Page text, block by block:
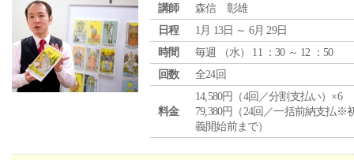
講師
森信 彰雄
日程
1月 13日 ～ 6月 29日
時間
毎週 （水） 11 ：30 ～ 12 ：50
回数
全24回
料金
14,580円（4回／分割支払い）×6
79,380円（24回／一括前納支払※
義開始前まで）